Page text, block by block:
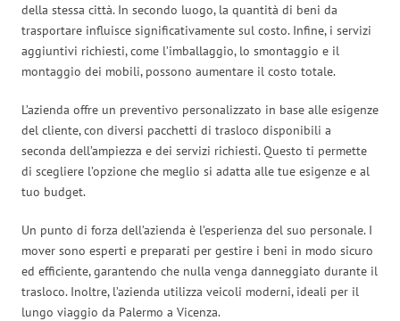
della stessa città. In secondo luogo, la quantità di beni da
trasportare influisce significativamente sul costo. Infine, i servizi
aggiuntivi richiesti, come l’imballaggio, lo smontaggio e il
montaggio dei mobili, possono aumentare il costo totale.
L’azienda offre un preventivo personalizzato in base alle esigenze
del cliente, con diversi pacchetti di trasloco disponibili a
seconda dell’ampiezza e dei servizi richiesti. Questo ti permette
di scegliere l’opzione che meglio si adatta alle tue esigenze e al
tuo budget.
Un punto di forza dell’azienda è l’esperienza del suo personale. I
mover sono esperti e preparati per gestire i beni in modo sicuro
ed efficiente, garantendo che nulla venga danneggiato durante il
trasloco. Inoltre, l’azienda utilizza veicoli moderni, ideali per il
lungo viaggio da Palermo a Vicenza.